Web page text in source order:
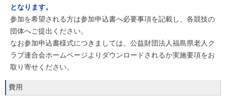
となります。
参加を希望される方は参加申込書へ必要事項を記載し、各競技の
団体へご提出ください。
なお参加申込書様式につきましては、公益財団法人福島県老人ク
ラブ連合会ホームページよりダウンロードされるか実施要項をお
取り寄せください。
費用